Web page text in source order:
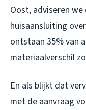
Oost, adviseren
huisaansluiting
ontstaan 35% van
materiaalverschil
En als blijkt dat
met de aanvraag